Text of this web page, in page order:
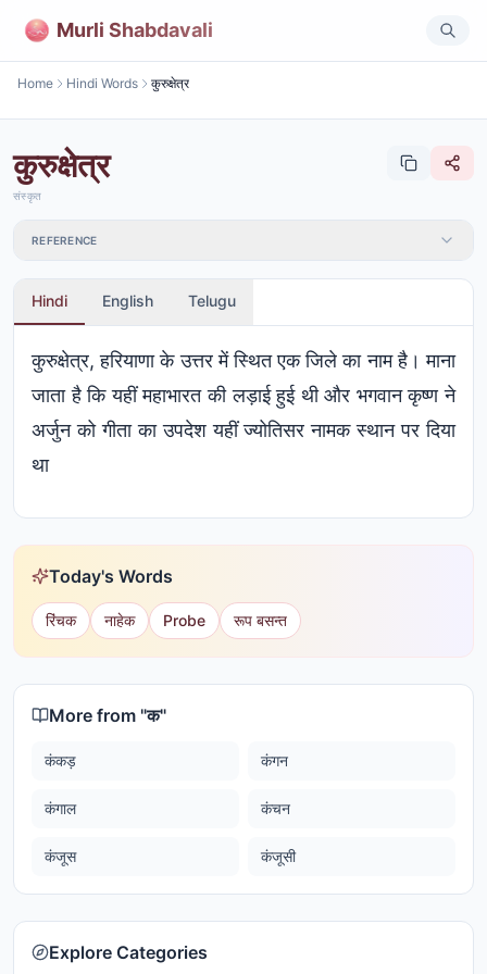
Murli Shabdavali
Home Hindi Words कुरुक्षेत्र
कुरुक्षेत्र
संस्कृत
REFERENCE
Hindi English Telugu
कुरुक्षेत्र, हरियाणा के उत्तर में स्थित एक जिले का नाम है। माना
जाता है कि यहीं महाभारत की लड़ाई हुई थी और भगवान कृष्ण ने
अर्जुन को गीता का उपदेश यहीं ज्योतिसर नामक स्थान पर दिया
था
Today's Words
रिंचक नाहेक Probe रूप बसन्त
More from "क"
कंकड़ कंगन
कंगाल कंचन
कंजूस कंजूसी
Explore Categories